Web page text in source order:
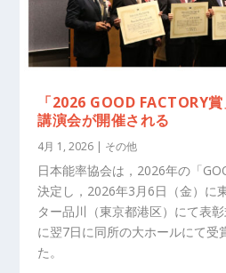
「2026 GOOD FACTORY
講演会が開催される
4月 1, 2026 | その他
日本能率協会は，2026年の「
決定し，2026年3月6日（金）に
ター品川（東京都港区）にて表
に翌7日に同所の大ホールにて受
た。